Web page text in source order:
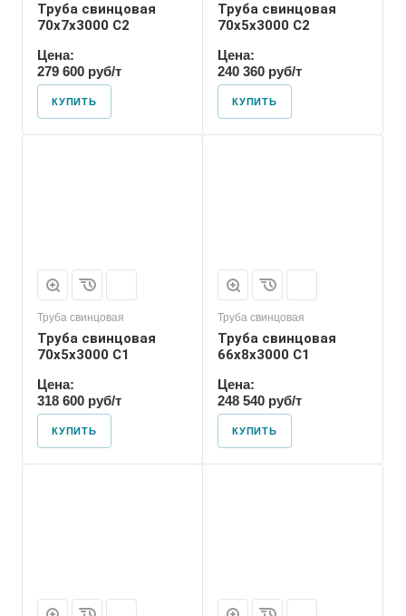
Труба свинцовая
70x7x3000 С2
Цена:
279 600 руб/т
КУПИТЬ
Труба свинцовая
70x5x3000 С2
Цена:
240 360 руб/т
КУПИТЬ
Труба свинцовая
Труба свинцовая
70x5x3000 С1
Цена:
318 600 руб/т
КУПИТЬ
Труба свинцовая
Труба свинцовая
66x8x3000 С1
Цена:
248 540 руб/т
КУПИТЬ